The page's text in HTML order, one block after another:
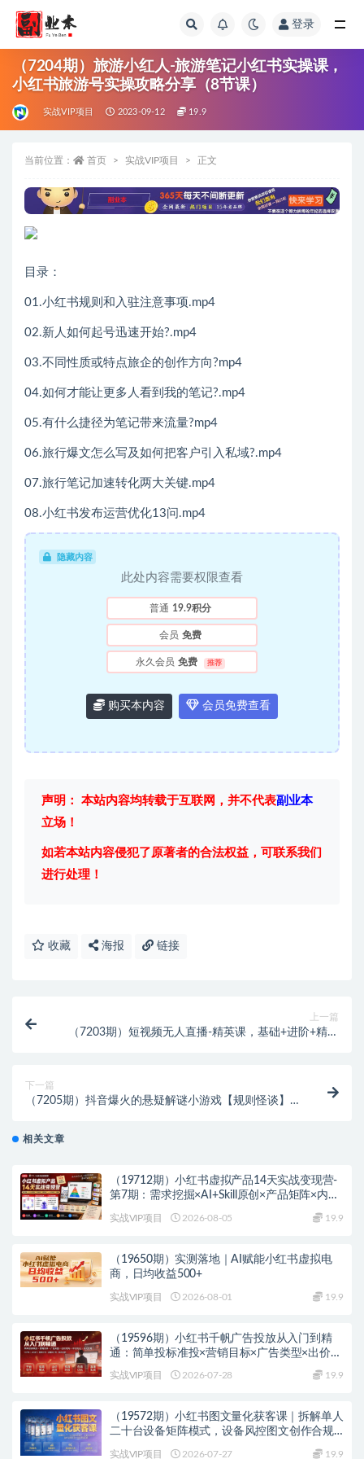
登录
（7204期）旅游小红人-旅游笔记小红书实操课，
小红书旅游号实操攻略分享（8节课）
实战VIP项目 2023-09-12 19.9
当前位置： 首页 实战VIP项目 正文
目录：
01.小红书规则和入驻注意事项.mp4
02.新人如何起号迅速开始?.mp4
03.不同性质或特点旅企的创作方向?mp4
04.如何才能让更多人看到我的笔记?.mp4
05.有什么捷径为笔记带来流量?mp4
06.旅行爆文怎么写及如何把客户引入私域?.mp4
07.旅行笔记加速转化两大关键.mp4
08.小红书发布运营优化13问.mp4
隐藏内容
此处内容需要权限查看
普通 19.9积分
会员 免费
永久会员 免费 推荐
购买本内容 会员免费查看
声明： 本站内容均转载于互联网，并不代表副业本
立场！
如若本站内容侵犯了原著者的合法权益，可联系我们
进行处理！
收藏 海报 链接
上一篇
（7203期）短视频无人直播-精英课，基础+进阶+精英
下一篇
（7205期）抖音爆火的悬疑解谜小游戏【规则怪谈】无
相关文章
（19712期）小红书虚拟产品14天实战变现营-
第7期：需求挖掘×AI+Skill原创×产品矩阵×内容
实战VIP项目 2026-08-05 19.9
（19650期）实测落地｜AI赋能小红书虚拟电
商，日均收益500+
实战VIP项目 2026-08-01 19.9
（19596期）小红书千帆广告投放从入门到精
通：简单投标准投×营销目标×广告类型×出价定
实战VIP项目 2026-07-28 19.9
（19572期）小红书图文量化获客课｜拆解单人
二十台设备矩阵模式，设备风控图文创作合规
实战VIP项目 2026-07-27 19.9